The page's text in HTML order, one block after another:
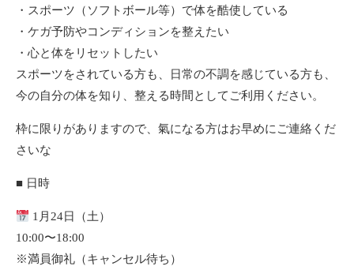
・スポーツ（ソフトボール等）で体を酷使している
・ケガ予防やコンディションを整えたい
・心と体をリセットしたい
スポーツをされている方も、日常の不調を感じている方も、
今の自分の体を知り、整える時間としてご利用ください。
枠に限りがありますので、氣になる方はお早めにご連絡くだ
さいな
■ 日時
1月24日（土）
10:00〜18:00
※満員御礼（キャンセル待ち）